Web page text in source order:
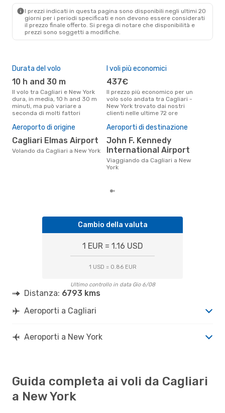
Swiss International Air Lines
1 Scalo
NYC- CAG
I prezzi indicati in questa pagina sono disponibili negli ultimi 20
giorni per i periodi specificati e non devono essere considerati
il ​​prezzo finale offerto. Si prega di notare che disponibilità e
prezzi sono soggetti a modifiche.
Durata del volo
10 h and 30 m
Il volo tra Cagliari e New York
dura, in media, 10 h and 30 m
minuti, ma può variare a
seconda di molti fattori
I voli più economici
437€
Il prezzo più economico per un
volo solo andata tra Cagliari -
New York trovato dai nostri
clienti nelle ultime 72 ore
Aeroporto di origine
Cagliari Elmas Airport
Volando da Cagliari a New York
Aeroporti di destinazione
John F. Kennedy
International Airport
Viaggiando da Cagliari a New
York
Cambio della valuta
1 EUR = 1.16 USD
1 USD = 0.86 EUR
Ultimo controllo in data Gio 6/08
Distanza: 6793 kms
Aeroporti a Cagliari
Aeroporti a New York
Guida completa ai voli da Cagliari
a New York